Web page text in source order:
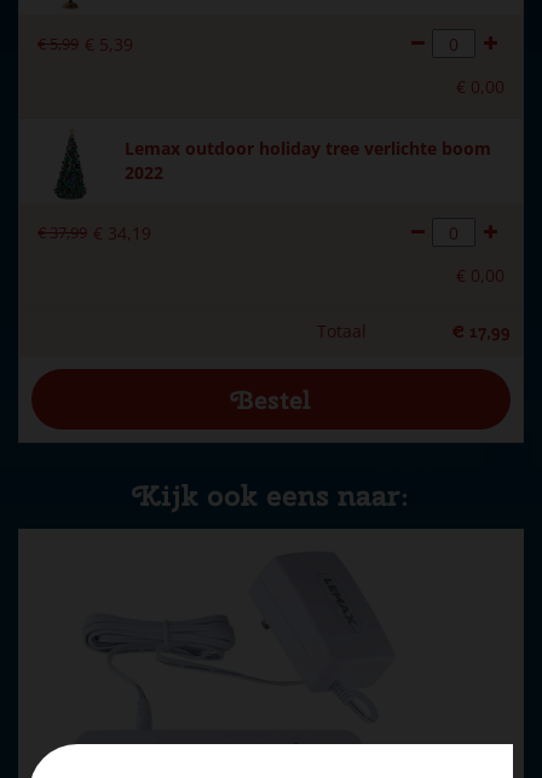
€5,99 € 5, 39
€ 0,00
Lemax outdoor holiday tree verlichte boom
2022
€37,99 € 34, 19
€ 0,00
Totaal € 17,99
Kijk ook eens naar: